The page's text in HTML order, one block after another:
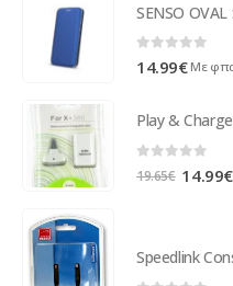
0 out of 5
14.99€ Με
0 out of 5
19.65€ Original
14.99€
Speedlink